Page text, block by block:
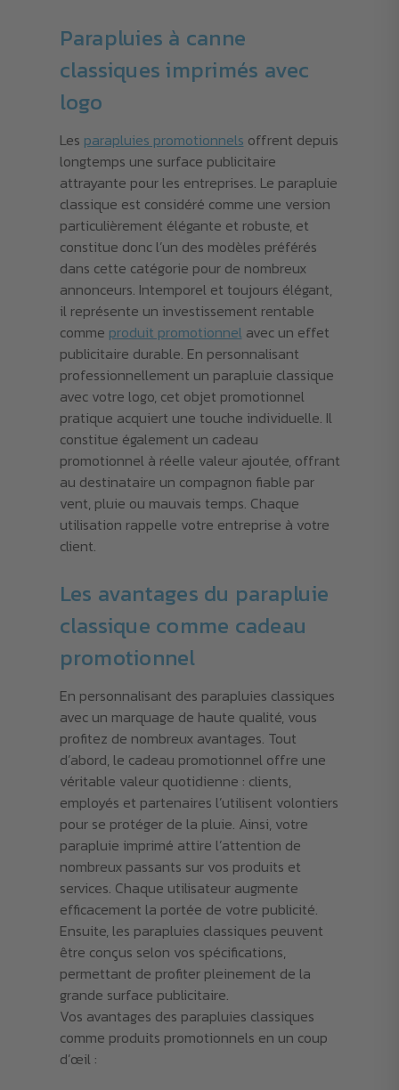
Parapluies à canne
classiques imprimés avec
logo
Les parapluies promotionnels offrent depuis
longtemps une surface publicitaire
attrayante pour les entreprises. Le parapluie
classique est considéré comme une version
particulièrement élégante et robuste, et
constitue donc l’un des modèles préférés
dans cette catégorie pour de nombreux
annonceurs. Intemporel et toujours élégant,
il représente un investissement rentable
comme produit promotionnelavec un effet
publicitaire durable. En personnalisant
professionnellement un parapluie classique
avec votre logo, cet objet promotionnel
pratique acquiert une touche individuelle. Il
constitue également un cadeau
promotionnel à réelle valeur ajoutée, offrant
au destinataire un compagnon fiable par
vent, pluie ou mauvais temps. Chaque
utilisation rappelle votre entreprise à votre
client.
Les avantages du parapluie
classique comme cadeau
promotionnel
En personnalisant des parapluies classiques
avec un marquage de haute qualité, vous
profitez de nombreux avantages. Tout
d’abord, le cadeau promotionnel offre une
véritable valeur quotidienne : clients,
employés et partenaires l’utilisent volontiers
pour se protéger de la pluie. Ainsi, votre
parapluie imprimé attire l’attention de
nombreux passants sur vos produits et
services. Chaque utilisateur augmente
efficacement la portée de votre publicité.
Ensuite, les parapluies classiques peuvent
être conçus selon vos spécifications,
permettant de profiter pleinement de la
grande surface publicitaire.
Vos avantages des parapluies classiques
comme produits promotionnels en un coup
d’œil :